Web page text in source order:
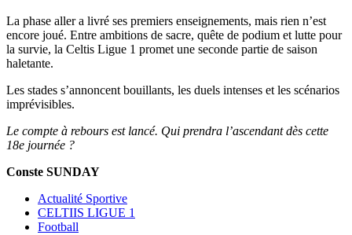
La phase aller a livré ses premiers enseignements, mais rien n’est
encore joué. Entre ambitions de sacre, quête de podium et lutte pour
la survie, la Celtis Ligue 1 promet une seconde partie de saison
haletante.
Les stades s’annoncent bouillants, les duels intenses et les scénarios
imprévisibles.
Le compte à rebours est lancé. Qui prendra l’ascendant dès cette
18e journée ?
Conste SUNDAY
Actualité Sportive
CELTIIS LIGUE 1
Football